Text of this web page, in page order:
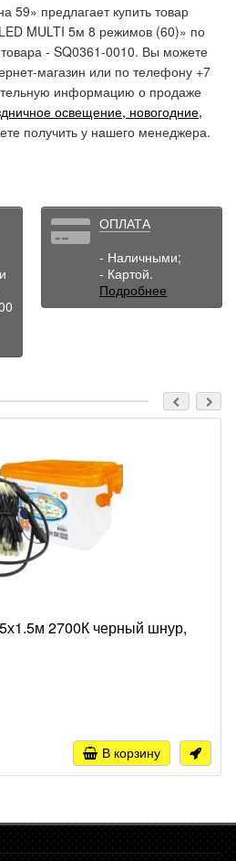
59» предлагает купить товар
MULTI 5м 8 режимов (60)» по
- SQ0361-0010. Вы можете
магазин или по телефону +7
информацию о продаже
освещение, новогодние,
получить у нашего менеджера.
ОПЛАТА
- Наличными;
- Картой.
Подробнее
2700К черный шнур,
В корзину